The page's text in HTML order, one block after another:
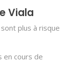
Viala
plus à risque
en cours de